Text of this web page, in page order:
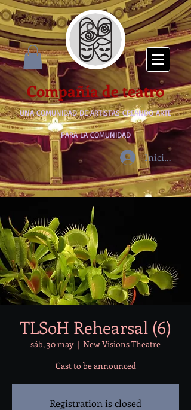
Compañía de teatro
UNA COMUNIDAD DE ARTISTAS CREANDO ARTE
PARA LA COMUNIDAD
Iniciar
TLSoH Rehearsal (6)
sáb, 30 may
  |
New Visions Theatre
Cast to be announced
Registration is closed